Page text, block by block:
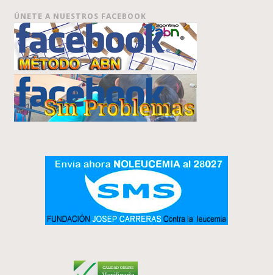
ÚNETE A NUESTROS FACEBOOK